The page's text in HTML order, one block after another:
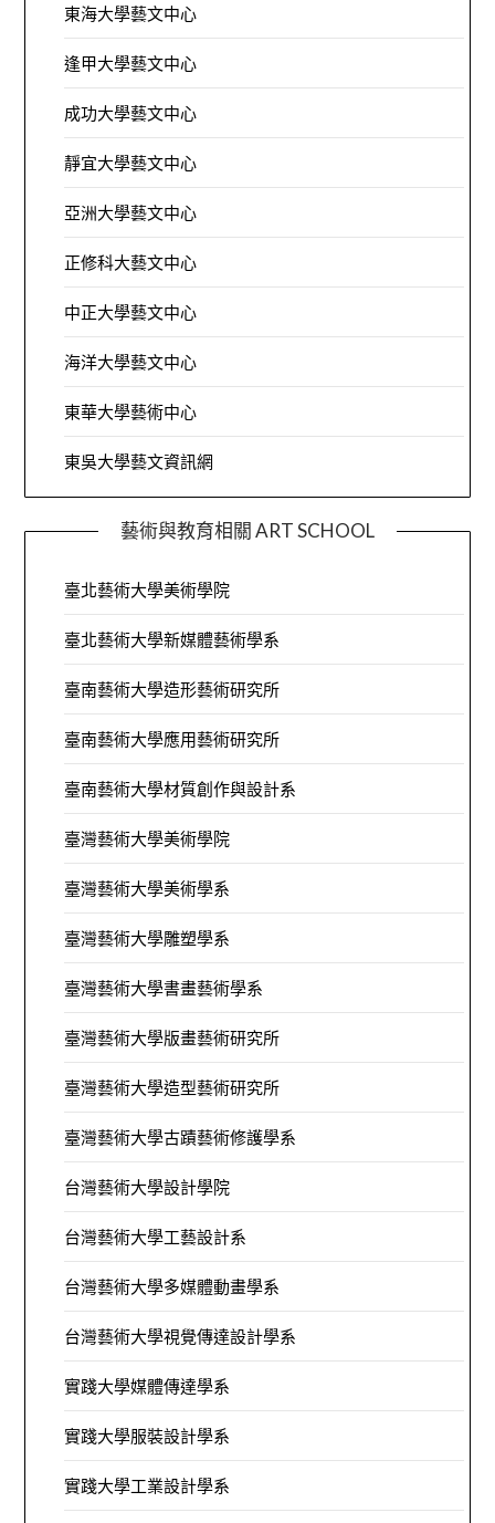
東海大學藝文中心
逢甲大學藝文中心
成功大學藝文中心
靜宜大學藝文中心
亞洲大學藝文中心
正修科大藝文中心
中正大學藝文中心
海洋大學藝文中心
東華大學藝術中心
東吳大學藝文資訊網
藝術與教育相關 ART SCHOOL
臺北藝術大學美術學院
臺北藝術大學新媒體藝術學系
臺南藝術大學造形藝術研究所
臺南藝術大學應用藝術研究所
臺南藝術大學材質創作與設計系
臺灣藝術大學美術學院
臺灣藝術大學美術學系
臺灣藝術大學雕塑學系
臺灣藝術大學書畫藝術學系
臺灣藝術大學版畫藝術研究所
臺灣藝術大學造型藝術研究所
臺灣藝術大學古蹟藝術修護學系
台灣藝術大學設計學院
台灣藝術大學工藝設計系
台灣藝術大學多媒體動畫學系
台灣藝術大學視覺傳達設計學系
實踐大學媒體傳達學系
實踐大學服裝設計學系
實踐大學工業設計學系